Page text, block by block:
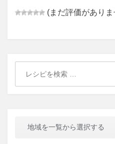
(まだ評価があり
地域を一覧から選択する